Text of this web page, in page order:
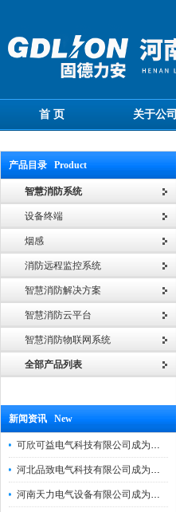
首 页 关于公司
产品目录 Product
智慧消防系统
设备终端
烟感
消防远程监控系统
智慧消防解决方案
智慧消防云平台
智慧消防物联网系统
全部产品列表
新闻资讯 New
可欣可益电气科技有限公司成为力安电易云战略合作伙伴，共创智能配电新未来
河北品致电气科技有限公司成为力安电易云战略合作伙伴，共创智能配电新未来
河南天力电气设备有限公司成为力安电易云战略合作伙伴，共创智能配电新未来